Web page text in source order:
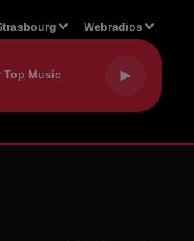
Webradios